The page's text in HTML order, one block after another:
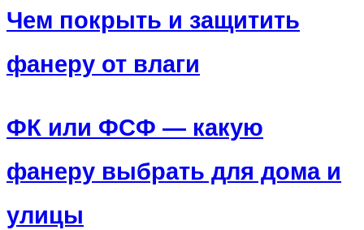
Чем покрыть и защитить
фанеру от влаги
ФК или ФСФ — какую
фанеру выбрать для дома и
улицы